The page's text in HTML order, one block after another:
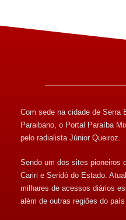
Com sede na cidade de Serra
Paraibano, o Portal Paraíba
pelo radialista Júnior Queiroz.
Sendo um dos sites pioneiros
Cariri e Seridó do Estado.
milhares de acessos diários
além de outras regiões do